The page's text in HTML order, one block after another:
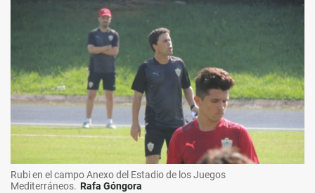
Rubi en el campo Anexo del Estadio de los Juegos
Mediterráneos. Rafa Góngora